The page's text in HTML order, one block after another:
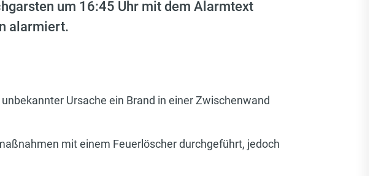
um 16:45 Uhr mit dem Alarmtext
alarmiert.
Ursache ein Brand in einer Zwischenwand
mit einem Feuerlöscher durchgeführt, jedoch